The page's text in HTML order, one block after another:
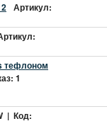
Артикул:
тефлоном
1
| Код: